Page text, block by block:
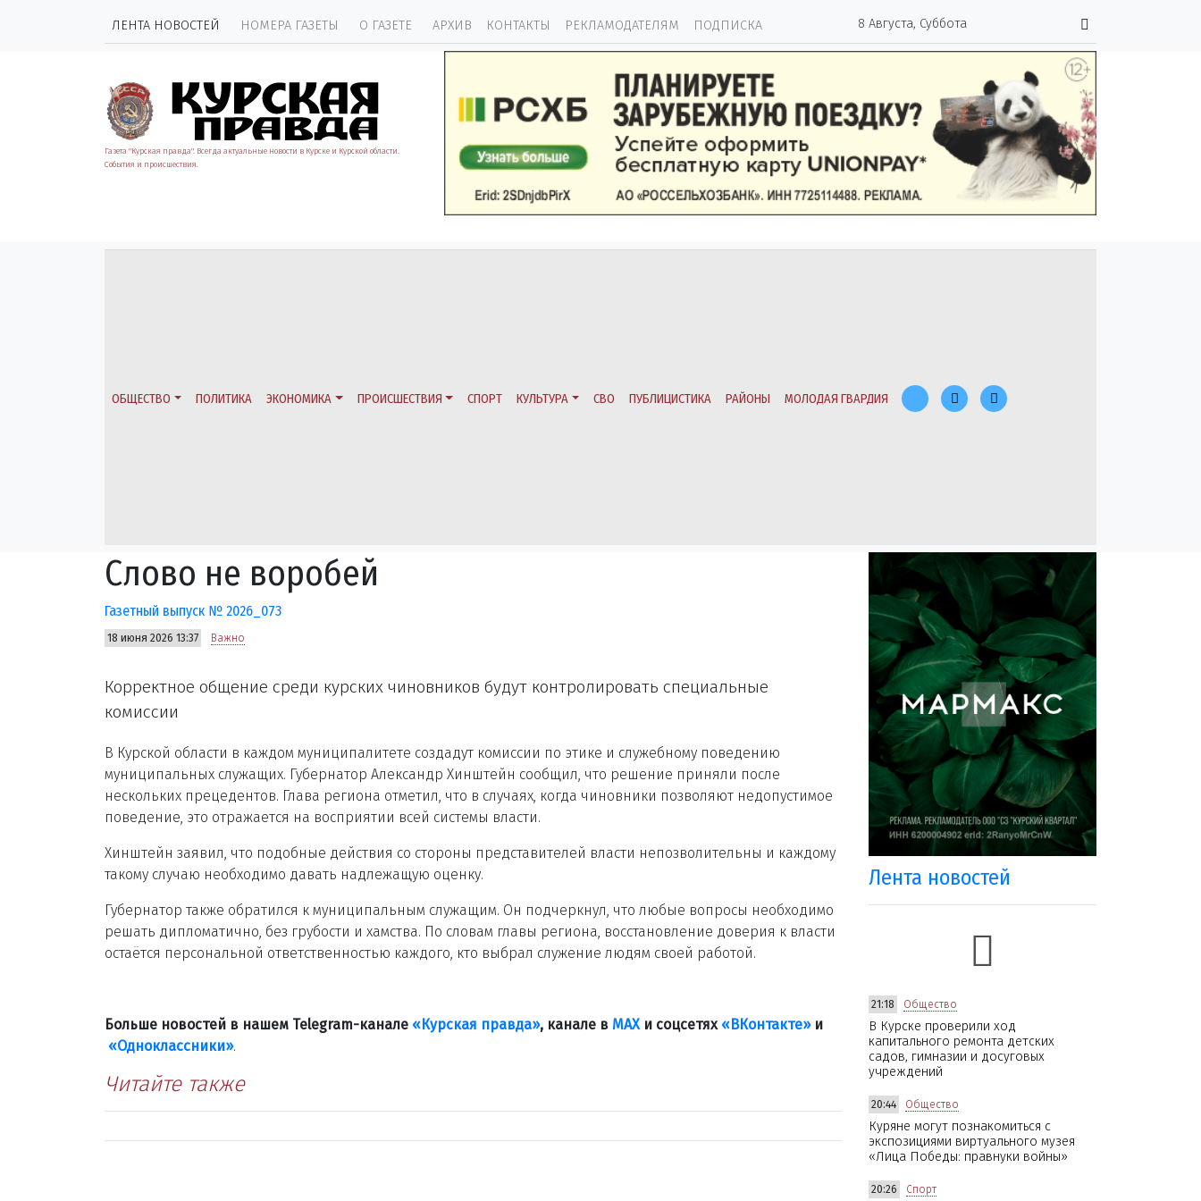
ЛЕНТА НОВОСТЕЙ НОМЕРА ГАЗЕТЫ О ГАЗЕТЕ АРХИВ КОНТАКТЫ РЕКЛАМОДАТЕЛЯМ ПОДПИСКА 8 Августа, Суббота
Газета "Курская правда". Всегда актуальные новости в Курске и Курской области.
События и происшествия.
ОБЩЕСТВО ПОЛИТИКА ЭКОНОМИКА ПРОИСШЕСТВИЯ СПОРТ КУЛЬТУРА СВО ПУБЛИЦИСТИКА РАЙОНЫ МОЛОДАЯ ГВАРДИЯ
Слово не воробей
Газетный выпуск № 2026_073
18 июня 2026 13:37 Важно
Корректное общение среди курских чиновников будут контролировать специальные
комиссии
В Курской области в каждом муниципалитете создадут комиссии по этике и служебному поведению
муниципальных служащих. Губернатор Александр Хинштейн сообщил, что решение приняли после
нескольких прецедентов. Глава региона отметил, что в случаях, когда чиновники позволяют недопустимое
поведение, это отражается на восприятии всей системы власти.
Хинштейн заявил, что подобные действия со стороны представителей власти непозволительны и каждому
такому случаю необходимо давать надлежащую оценку.
Губернатор также обратился к муниципальным служащим. Он подчеркнул, что любые вопросы необходимо
решать дипломатично, без грубости и хамства. По словам главы региона, восстановление доверия к власти
остаётся персональной ответственностью каждого, кто выбрал служение людям своей работой.
Больше новостей в нашем Telegram-канале «Курская правда», канале в МАХи соцсетях «ВКонтакте»и
«Одноклассники».
Читайте также
Лента новостей
21:18 Общество
В Курске проверили ход
капитального ремонта детских
садов, гимназии и досуговых
учреждений
20:44 Общество
Куряне могут познакомиться с
экспозициями виртуального музея
«Лица Победы: правнуки войны»
20:26 Спорт